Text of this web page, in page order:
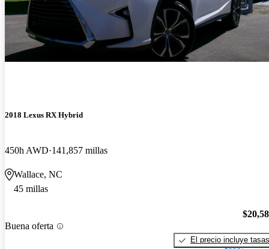
2018 Lexus RX Hybrid
450h AWD 141,857 millas
Wallace, NC
45 millas
Buena oferta
El precio incluye tasas